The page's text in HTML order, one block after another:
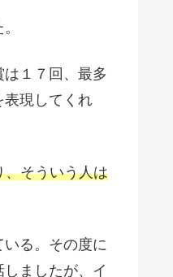
１７回、最多
表現してくれ
、そういう人は
る。その度に
ましたが、イ